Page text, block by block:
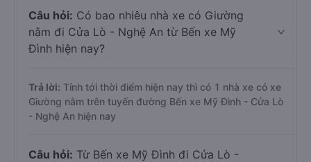
Câu hỏi: Có bao nhiêu nhà xe có Giường
nằm đi Cửa Lò - Nghệ An từ Bến xe Mỹ
Đình hiện nay?
Trả lời: Tính tới thời điểm hiện nay thì có 1 nhà xe có xe
Giường nằm trên tuyến đường Bến xe Mỹ Đình - Cửa Lò
- Nghệ An hiện nay
Câu hỏi: Từ Bến xe Mỹ Đình đi Cửa Lò -